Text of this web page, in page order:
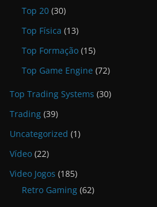
Top 20 (30)
Top Física (13)
Top Formação (15)
Top Game Engine (72)
Top Trading Systems (30)
Trading (39)
Uncategorized (1)
Vídeo (22)
Video Jogos (185)
Retro Gaming (62)